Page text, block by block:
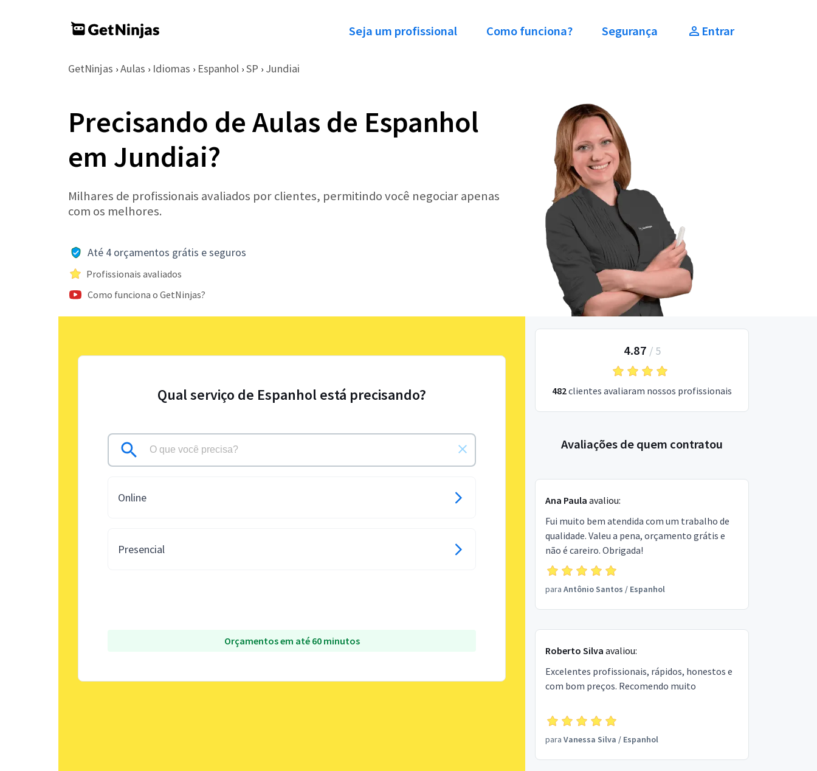
Seja um profissional Como funciona? Segurança Entrar
GetNinjas › Aulas › Idiomas › Espanhol › SP › Jundiai
Precisando de Aulas de Espanhol
em Jundiai?
Milhares de profissionais avaliados por clientes, permitindo você negociar apenas
com os melhores.
Até 4 orçamentos grátis e seguros
Profissionais avaliados
Como funciona o GetNinjas?
Qual serviço de Espanhol está precisando?
Online
Presencial
Orçamentos em até 60 minutos
4.87 / 5
482clientes avaliaram nossos profissionais
Avaliações de quem contratou
Ana Paula avaliou:
Fui muito bem atendida com um trabalho de
qualidade. Valeu a pena, orçamento grátis e
não é careiro. Obrigada!
para Antônio Santos / Espanhol
Roberto Silva avaliou:
Excelentes profissionais, rápidos, honestos e
com bom preços. Recomendo muito
para Vanessa Silva / Espanhol